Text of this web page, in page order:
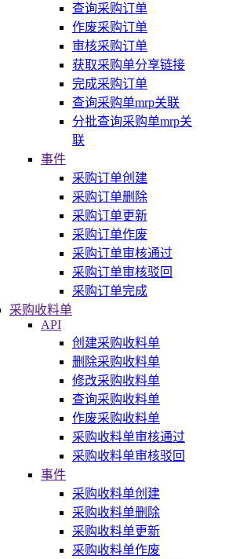
查询采购订单
作废采购订单
审核采购订单
获取采购单分享链接
完成采购订单
查询采购单mrp关联
分批查询采购单mrp关
联
事件
采购订单创建
采购订单删除
采购订单更新
采购订单作废
采购订单审核通过
采购订单审核驳回
采购订单完成
采购收料单
API
创建采购收料单
删除采购收料单
修改采购收料单
查询采购收料单
作废采购收料单
采购收料单审核通过
采购收料单审核驳回
事件
采购收料单创建
采购收料单删除
采购收料单更新
采购收料单作废